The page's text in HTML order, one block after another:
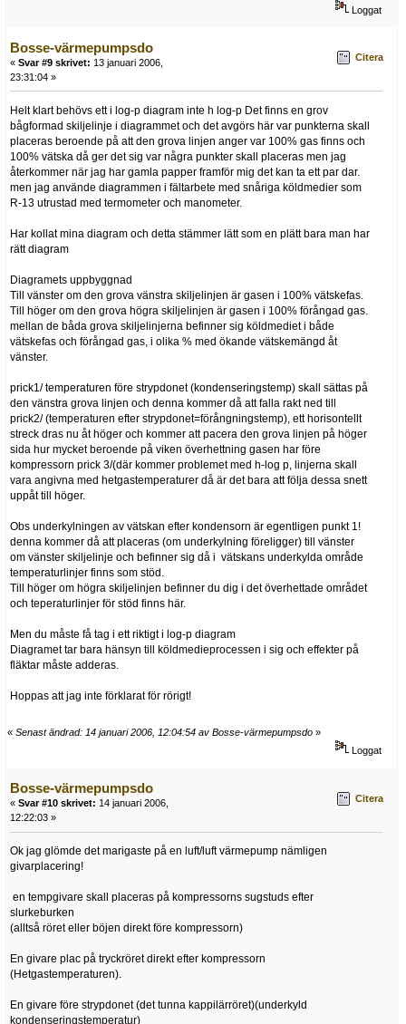
Loggat
Bosse-värmepumpsdo
« Svar #9 skrivet: 13 januari 2006,
23:31:04 »
Citera
Helt klart behövs ett i log-p diagram inte h log-p Det finns en grov
bågformad skiljelinje i diagrammet och det avgörs här var punkterna skall
placeras beroende på att den grova linjen anger var 100% gas finns och
100% vätska då ger det sig var några punkter skall placeras men jag
återkommer när jag har gamla papper framför mig det kan ta ett par dar.
men jag använde diagrammen i fältarbete med snåriga köldmedier som
R-13 utrustad med termometer och manometer.
Har kollat mina diagram och detta stämmer lätt som en plätt bara man har
rätt diagram
Diagramets uppbyggnad
Till vänster om den grova vänstra skiljelinjen är gasen i 100% vätskefas.
Till höger om den grova högra skiljelinjen är gasen i 100% förångad gas.
mellan de båda grova skiljelinjerna befinner sig köldmediet i både
vätskefas och förångad gas, i olika % med ökande vätskemängd åt
vänster.
prick1/ temperaturen före strypdonet (kondenseringstemp) skall sättas på
den vänstra grova linjen och denna kommer då att falla rakt ned till
prick2/ (temperaturen efter strypdonet=förångningstemp), ett horisontellt
streck dras nu åt höger och kommer att pacera den grova linjen på höger
sida hur mycket beroende på viken överhettning gasen har före
kompressorn prick 3/(där kommer problemet med h-log p, linjerna skall
vara angivna med hetgastemperaturer då är det bara att följa dessa snett
uppåt till höger.
Obs underkylningen av vätskan efter kondensorn är egentligen punkt 1!
denna kommer då att placeras (om underkylning föreligger) till vänster
om vänster skiljelinje och befinner sig då i vätskans underkylda område
temperaturlinjer finns som stöd.
Till höger om högra skiljelinjen befinner du dig i det överhettade området
och teperaturlinjer för stöd finns här.
Men du måste få tag i ett riktigt i log-p diagram
Diagramet tar bara hänsyn till köldmedieprocessen i sig och effekter på
fläktar måste adderas.
Hoppas att jag inte förklarat för rörigt!
« Senast ändrad: 14 januari 2006, 12:04:54 av Bosse-värmepumpsdo »
Loggat
Bosse-värmepumpsdo
« Svar #10 skrivet: 14 januari 2006,
12:22:03 »
Citera
Ok jag glömde det marigaste på en luft/luft värmepump nämligen
givarplacering!
en tempgivare skall placeras på kompressorns sugstuds efter
slurkeburken
(alltså röret eller böjen direkt före kompressorn)
En givare plac på tryckröret direkt efter kompressorn
(Hetgastemperaturen).
En givare före strypdonet (det tunna kappilärröret)(underkyld
kondenseringstemperatur)